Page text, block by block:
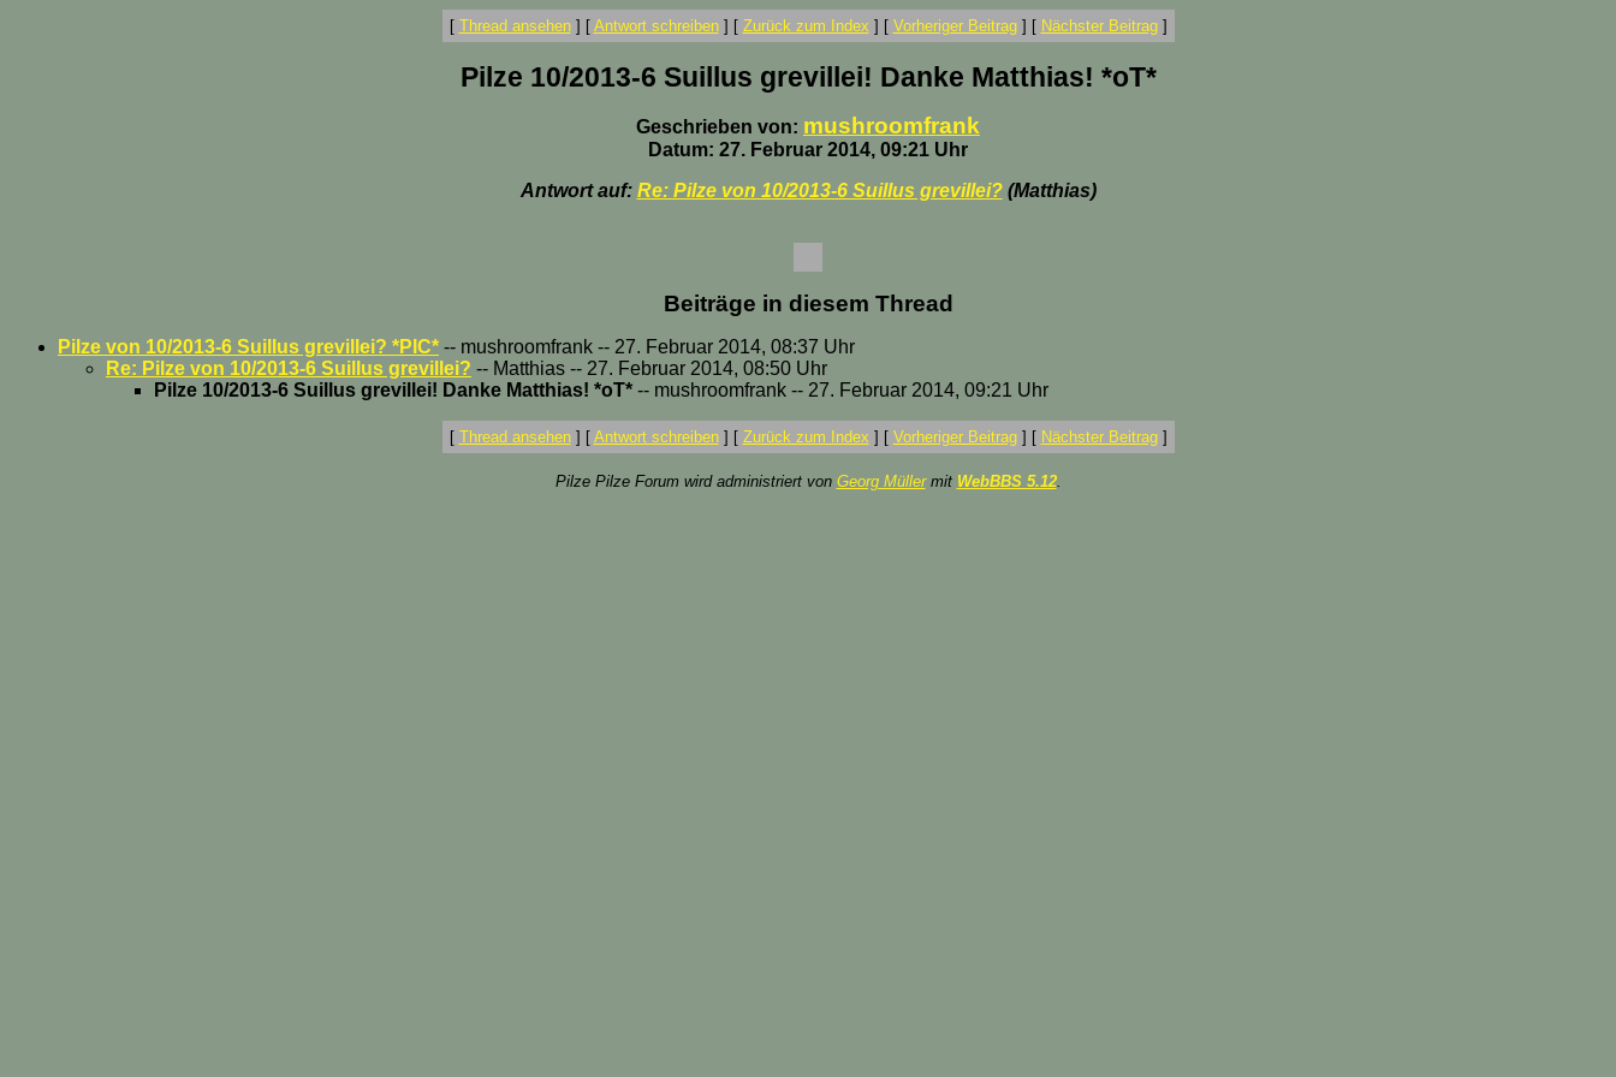
[ Thread ansehen] [ Antwort schreiben] [ Zurück zum Index ] [ Vorheriger Beitrag] [ Nächster Beitrag]
Pilze 10/2013-6 Suillus grevillei! Danke Matthias! *oT*
Geschrieben von: mushroomfrank
Datum: 27. Februar 2014, 09:21 Uhr
Antwort auf: Re: Pilze von 10/2013-6 Suillus grevillei?(Matthias)
Beiträge in diesem Thread
Pilze von 10/2013-6 Suillus grevillei? *PIC* -- mushroomfrank -- 27. Februar 2014, 08:37 Uhr
Re: Pilze von 10/2013-6 Suillus grevillei? -- Matthias -- 27. Februar 2014, 08:50 Uhr
Pilze 10/2013-6 Suillus grevillei! Danke Matthias! *oT* -- mushroomfrank -- 27. Februar 2014, 09:21 Uhr
[ Thread ansehen] [ Antwort schreiben] [ Zurück zum Index ] [ Vorheriger Beitrag] [ Nächster Beitrag]
Pilze Pilze Forum wird administriert von Georg Müllermit WebBBS 5.12.